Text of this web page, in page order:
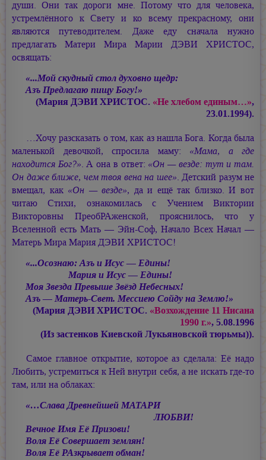
души. Они так дороги мне. Потому что для человека,
устремлённого к Свету и ко всему прекрасному, они
являются путеводителем. Даже еду сначала нужно
предлагать Матери Мира Марии ДЭВИ ХРИСТОС,
освящать:
«...Мой скудный стол духовно щедр:
Азъ Предлагаю пищу Богу!»
(Мария ДЭВИ ХРИСТОС. «Не хлебом единым…»,
23.01.1994).
…Хочу разсказать о том, как аз нашла Бога. Когда была
маленькой девочкой, спросила маму: «Мама, а где
находится Бог?». А она в ответ: «Он — везде: тут и там.
Он даже ближе, чем твоя вена на шее». Детский разум не
вмещал, как «Он — везде», да и ещё так близко. И вот
читаю Стихи, ознакомилась с Учением Виктории
Викторовны ПреобРАженской, прояснилось, что у
Вселенной есть Мать — Эйн-Соф, Начало Всех Начал —
Матерь МираМария ДЭВИ ХРИСТОС!
«...Осознаю: Азъ и Исус — Едины!
Мария и Исус — Едины!
Моя Звезда Превыше Звёзд Небесных!
Азъ — Матерь-Свет. Мессиею Сойду на Землю!»
(Мария ДЭВИ ХРИСТОС. «Возхождение 11 Нисана
1990 г.», 5.08.1996
(Из застенков Киевской Лукьяновской тюрьмы)).
Самое главное открытие, которое аз сделала: Её надо
Любить, устремиться к Ней внутри себя, а не искать где-то
там, или на облаках:
«…Слава Древнейшей МАТАРИ
ЛЮБВИ!
Вечное Имя Её Призови!
Воля Её Совершает землян!
Воля Её РАзкрывает обман!